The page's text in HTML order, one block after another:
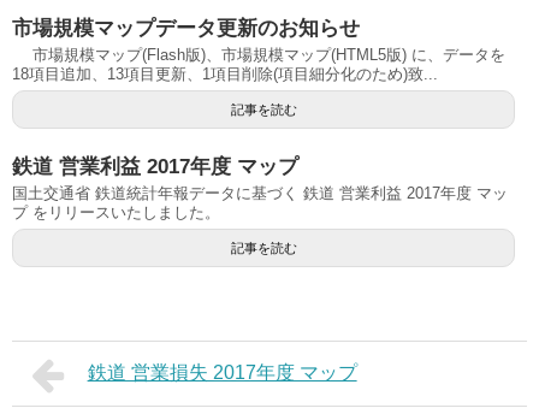
市場規模マップデータ更新のお知らせ
市場規模マップ(Flash版)、市場規模マップ(HTML5版) に、データを
18項目追加、13項目更新、1項目削除(項目細分化のため)致...
記事を読む
鉄道 営業利益 2017年度 マップ
国土交通省 鉄道統計年報データに基づく 鉄道 営業利益 2017年度 マッ
プ をリリースいたしました。
記事を読む
鉄道 営業損失 2017年度 マップ